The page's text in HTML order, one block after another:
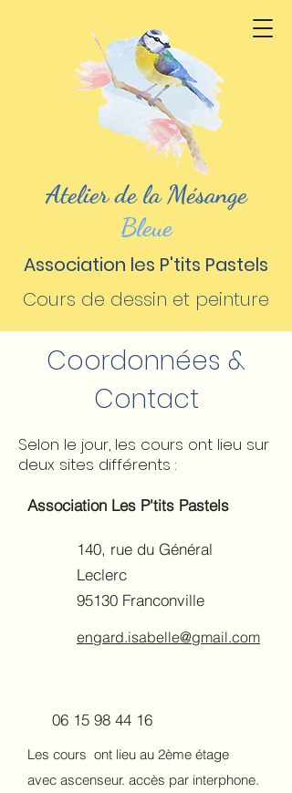
Atelier de la Mésange
Bleue
Association les P'tits Pastels
Cours de dessin et peinture
Coordonnées &
Contact
Selon le jour, les cours ont lieu sur
deux sites différents :
Association Les P'tits Pastels
140, rue du Général
Leclerc
95130 Franconville
engard.isabelle@gmail.com
06 15 98 44 16
Les cours ont lieu au 2ème étage
avec ascenseur. accès par interphone.